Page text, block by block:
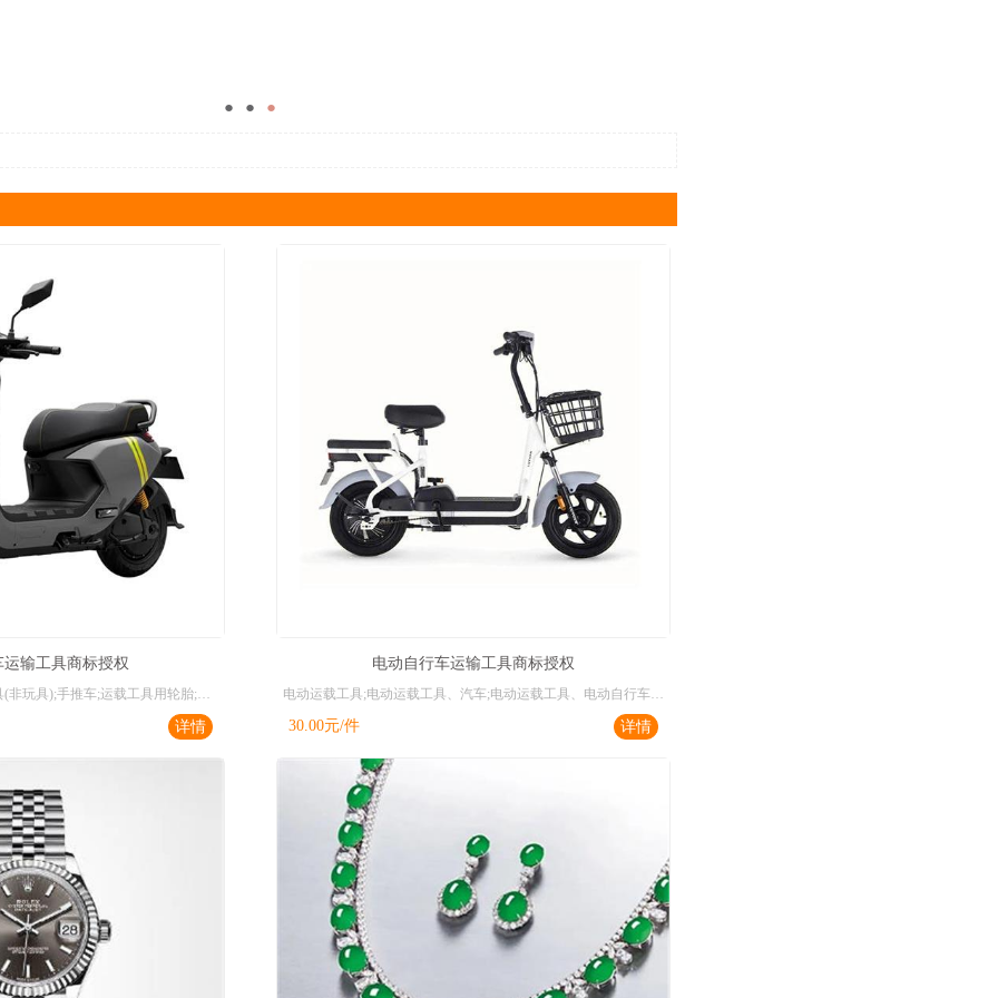
● ● ●
输工具商标授权
摩托车;自行车;遥控运载工具(非玩具);手推车;运载工具用轮胎;民用无人机;陆、空、水或铁路用机动运载工具;电动运载工具;运载工具内装饰品;运载工具防盗设备
详情
电动自行车运输工具商标授权
电动运载工具;电动运载工具、汽车;电动运载工具、电动自行车;缆车、电动运载工具;婴儿车;雪地运载工具;运载工具用轮胎;航空器;电动运载工具、汽艇;运载工具轮胎用防滑装置
30.00元/件 详情